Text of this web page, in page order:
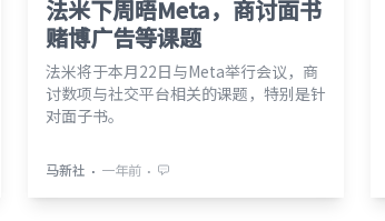
法米下周晤Meta，商讨面书
赌博广告等课题
法米将于本月22日与Meta举行会议，商
讨数项与社交平台相关的课题，特别是针
对面子书。
马新社 ⋅ 一年前 ⋅